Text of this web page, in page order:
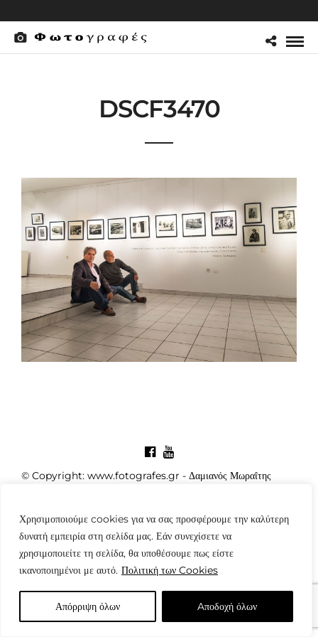
Χρησιμοποιούμε cookies για να σας προσφέρουμε την καλύτερη
δυνατή εμπειρία στη σελίδα μας. Εάν συνεχίσετε να
χρησιμοποιείτε τη σελίδα, θα υποθέσουμε πως είστε
ικανοποιημένοι με αυτό. Πολιτική των Cookies
Απόρριψη όλων Aποδοχή όλων
DSCF3470
© Copyright: www.fotografes.gr - Δαμιανός Μωραΐτης